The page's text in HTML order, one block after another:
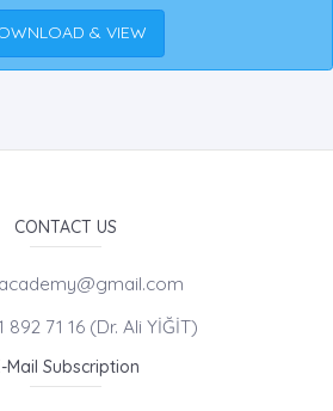
& VIEW
CONTACT US
892 71 16 (Dr. Ali YİĞİT)
Mail Subscription